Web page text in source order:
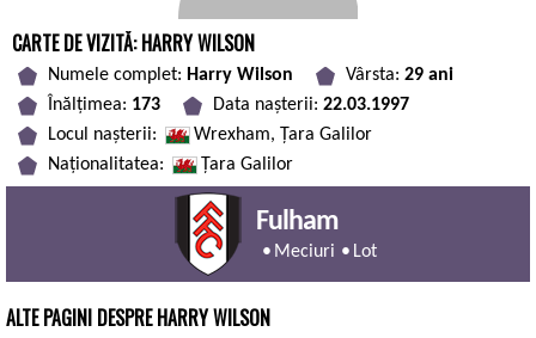
CARTE DE VIZITĂ: HARRY WILSON
Numele complet: Harry Wilson Vârsta: 29 ani
Înălțimea: 173 Data nașterii: 22.03.1997
Locul nașterii:
Wrexham, Ţara Galilor
Naționalitatea:
Ţara Galilor
Fulham
Meciuri Lot
ALTE PAGINI DESPRE HARRY WILSON